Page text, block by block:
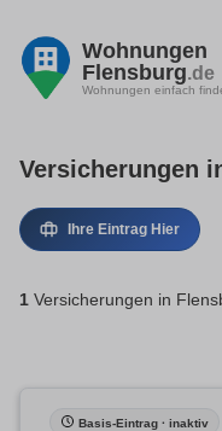
Wohnungen
Flensburg.de
Wohnungen einfach
Versicherungen
Ihre Eintrag Hier
1 Versicherungen in
Basis-Eintrag · inaktiv